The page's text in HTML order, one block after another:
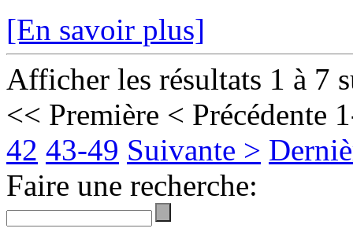
[En savoir plus]
Afficher les résultats 1 à 7
<< Première < Précédente
42 43-49 Suivante >
Faire une recherche: